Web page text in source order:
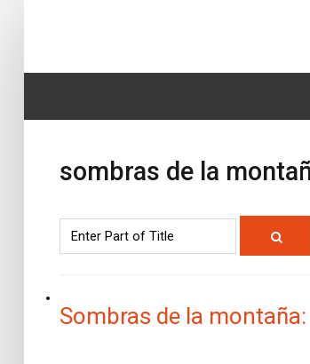
Multimedia
Radionovela
sombras de la
Enter Part of Title
Sombras de la